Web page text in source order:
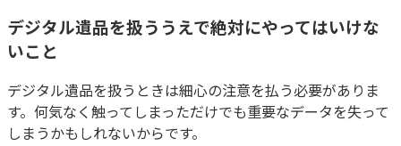
デジタル遺品を扱ううえで絶対にやってはいけな
いこと
デジタル遺品を扱うときは細心の注意を払う必要がありま
す。何気なく触ってしまっただけでも重要なデータを失って
しまうかもしれないからです。